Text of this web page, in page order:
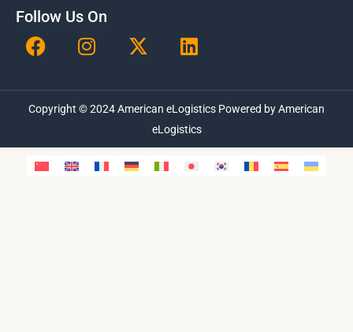
Follow Us On
F
a
e
b
o
k
I
n
t
a
r
a
X
-
w
i
t
e
L
i
k
e
d
i
n
Copyright © 2024 American eLogistics Powered by American
eLogistics